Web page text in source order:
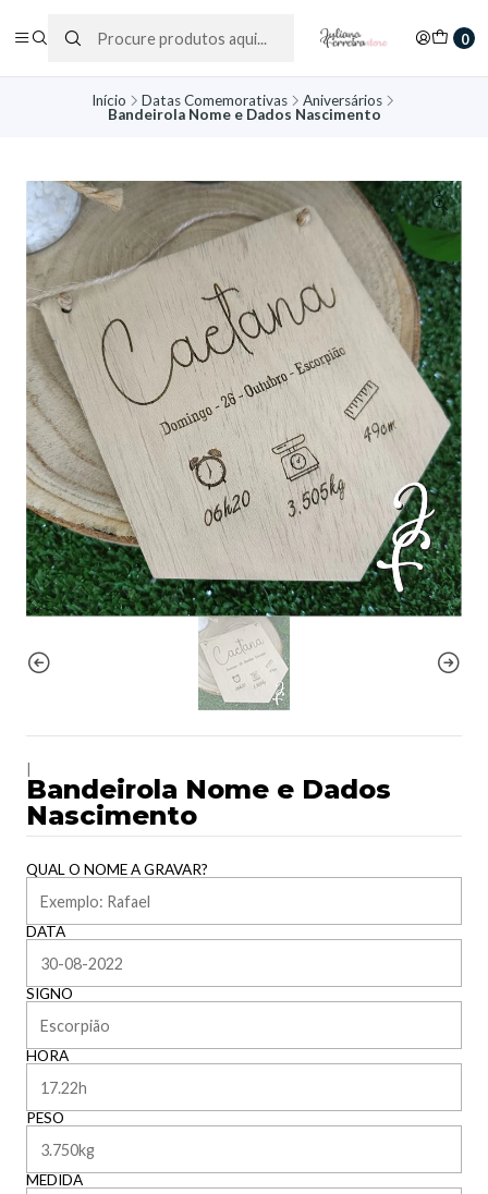
0
Início Datas Comemorativas
Aniversários
Bandeirola Nome e Dados Nascimento
Bandeirola Nome e Dados
Nascimento
QUAL O NOME A GRAVAR?
DATA
SIGNO
HORA
PESO
MEDIDA